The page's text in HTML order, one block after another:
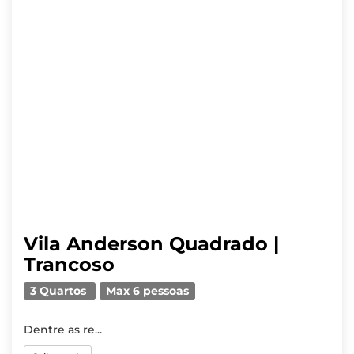
Vila Anderson Quadrado |
Trancoso
3 Quartos Max 6 pessoas
Dentre as re...